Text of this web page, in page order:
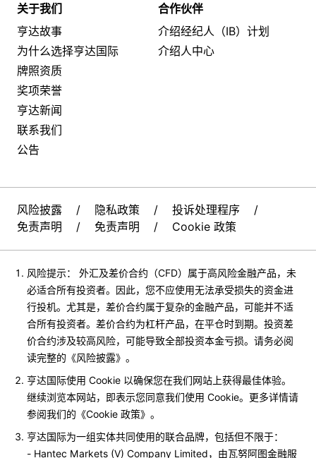
关于我们
亨达故事
为什么选择亨达国际
牌照资质
奖项荣誉
亨达新闻
联系我们
公告
合作伙伴
介绍经纪人（IB）计划
介绍人中心
风险披露 / 隐私政策 / 投诉处理程序
/
免责声明
/ 免责声明 / Cookie 政策
风险提示： 外汇及差价合约（CFD）属于高风险金融产品，未
必适合所有投资者。因此，您不应使用无法承受损失的资金进
行投机。尤其是，差价合约属于复杂的金融产品，可能并不适
合所有投资者。差价合约为杠杆产品，在平仓时到期。投资差
价合约涉及较高风险，可能导致全部投资本金亏损。请务必阅
读完整的《风险披露》。
亨达国际使用 Cookie 以确保您在我们网站上获得最佳体验。
继续浏览本网站，即表示您同意我们使用 Cookie。更多详情请
参阅我们的《Cookie 政策》。
亨达国际为一组实体共同使用的联合品牌，包括但不限于：
- Hantec Markets (V) Company Limited，由瓦努阿图金融服